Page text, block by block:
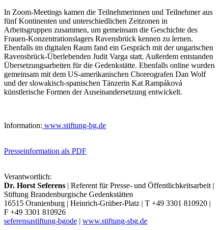
In Zoom-Meetings kamen die Teilnehmerinnen und Teilnehmer aus
fünf Kontinenten und unterschiedlichen Zeitzonen in
Arbeitsgruppen zusammen, um gemeinsam die Geschichte des
Frauen-Konzentrationslagers Ravensbrück kennen zu lernen.
Ebenfalls im digitalen Raum fand ein Gespräch mit der ungarischen
Ravensbrück-Überlebenden Judit Varga statt. Außerdem entstanden
Übersetzungsarbeiten für die Gedenkstätte. Ebenfalls online wurden
gemeinsam mit dem US-amerikanischen Choreografen Dan Wolf
und der slowakisch-spanischen Tänzerin Kat Rampáková
künstlerische Formen der Auseinandersetzung entwickelt.
Information: www.stiftung-bg.de
Presseinformation als PDF
Verantwortlich:
Dr. Horst Seferens | Referent für Presse- und Öffentlichkeitsarbeit |
Stiftung Brandenburgische Gedenkstätten
16515 Oranienburg | Heinrich-Grüber-Platz | T +49 3301 810920 |
F +49 3301 810926
seferensastiftung-bgode | www.stiftung-sbg.de